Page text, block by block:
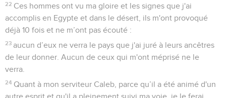
22 Ces hommes ont vu ma gloire et les signes que j'ai
accomplis en Egypte et dans le désert, ils m'ont provoqué
déjà 10 fois et ne m’ont pas écouté :
23 aucun d’eux ne verra le pays que j'ai juré à leurs ancêtres
de leur donner. Aucun de ceux qui m'ont méprisé ne le
verra.
24 Quant à mon serviteur Caleb, parce qu’il a été animé d'un
autre esprit et qu'il a pleinement suivi ma voie, je le ferai